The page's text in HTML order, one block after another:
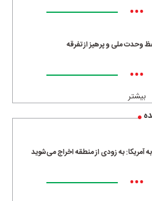
•••
وحدت ملی و پرهیز از تفرقه
•••
بیشتر
آمریکا: به زودی از منطقه اخراج می‌شوید
•••